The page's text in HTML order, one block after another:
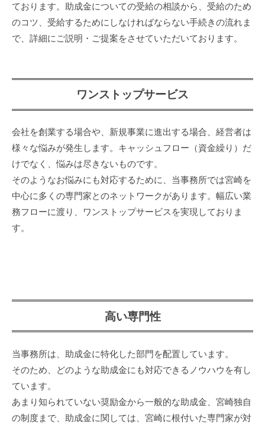
ております。助成金についての受給の相談から、受給のため
のコツ、受給するためにしなければならない手続きの流れま
で、詳細にご説明・ご提案をさせていただいております。
ワンストップサービス
会社を創業する場合や、新規事業に進出する場合、経営者は
様々な悩みが発生します。キャッシュフロー（資金繰り）だ
けでなく、悩みは尽きないものです。
そのようなお悩みにも対応するために、当事務所では宮崎を
中心に多くの専門家とのネットワークがあります。幅広い業
務フローに渡り、ワンストップサービスを実現しておりま
す。
高い専門性
当事務所は、助成金に特化した部門を配置しています。
そのため、どのような助成金にも対応できるノウハウを有し
ています。
あまり知られていない奨励金から一般的な助成金、宮崎独自
の制度まで、助成金に関しては、宮崎に根付いた専門家が対